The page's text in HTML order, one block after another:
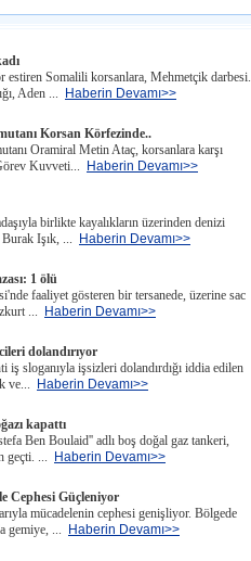
estiren Somalili korsanlara, Mehmetçik darbesi.
Aden ...
Haberin Devamı>>
Korsan Körfezinde..
Oramiral Metin Ataç, korsanlara karşı
Kuvveti...
Haberin Devamı>>
birlikte kayalıkların üzerinden denizi
Işık, ...
Haberin Devamı>>
1 ölü
faaliyet gösteren bir tersanede, üzerine sac
...
Haberin Devamı>>
dolandırıyor
iş sloganıyla işsizleri dolandırdığı iddia edilen
ve...
Haberin Devamı>>
kapattı
Ben Boulaid'' adlı boş doğal gaz tankeri,
geçti. ...
Haberin Devamı>>
Cephesi Güçleniyor
mücadelenin cephesi genişliyor. Bölgede
gemiye, ...
Haberin Devamı>>